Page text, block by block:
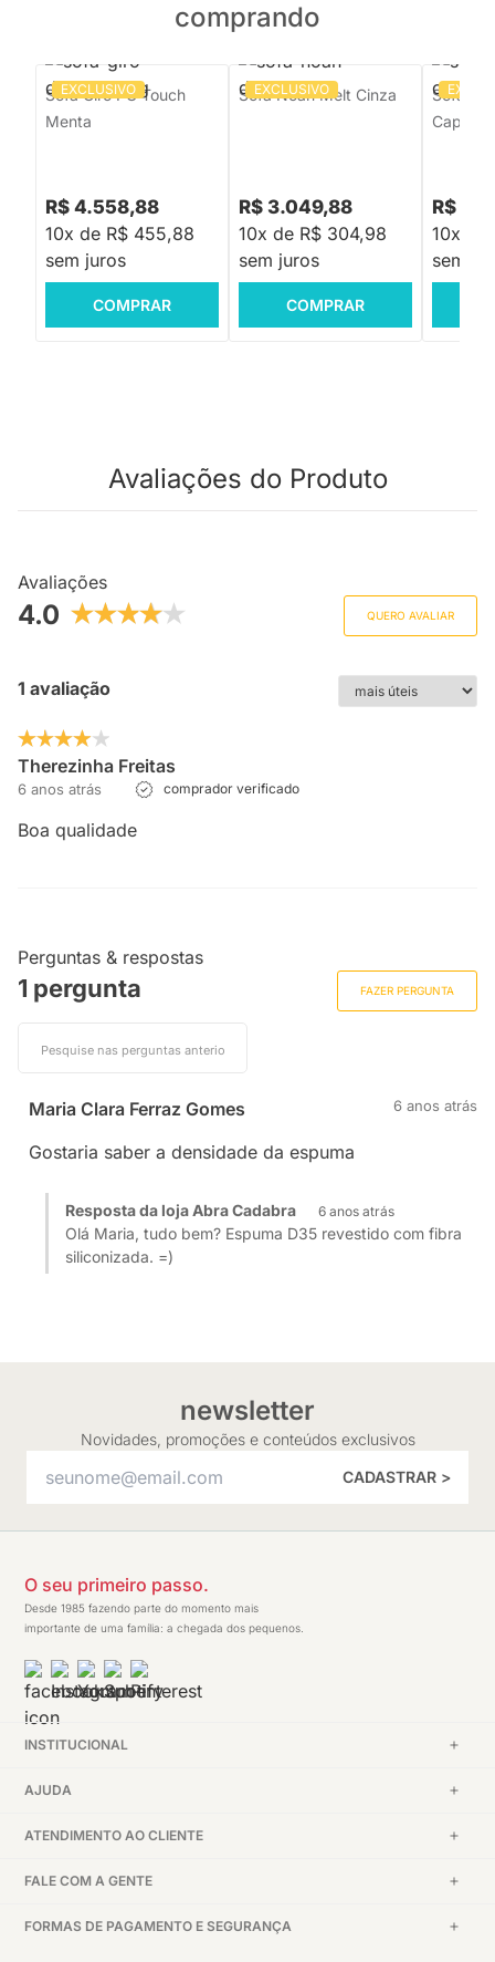
comprando
EXCLUSIVO
Sofá Giro PU Touch
Menta
R$ 4.558,88
10x de R$ 455,88
sem juros
COMPRAR
EXCLUSIVO
Sofá Noah Melt Cinza
R$ 3.049,88
10x de R$ 304,98
sem juros
COMPRAR
Sofá
R$
10x de
sem
Avaliações do Produto
Avaliações
4.0 QUERO AVALIAR
1 avaliação
Therezinha Freitas
6 anos atrás comprador verificado
Boa qualidade
Perguntas & respostas
1 pergunta FAZER PERGUNTA
Maria Clara Ferraz Gomes 6 anos atrás
Gostaria saber a densidade da espuma
Resposta da loja Abra Cadabra 6 anos atrás
Olá Maria, tudo bem? Espuma D35 revestido com fibra
siliconizada. =)
newsletter
Novidades, promoções e conteúdos exclusivos
CADASTRAR >
O seu primeiro passo.
Desde 1985 fazendo parte do momento mais
importante de uma família: a chegada dos pequenos.
INSTITUCIONAL
AJUDA
ATENDIMENTO AO CLIENTE
FALE COM A GENTE
FORMAS DE PAGAMENTO E SEGURANÇA